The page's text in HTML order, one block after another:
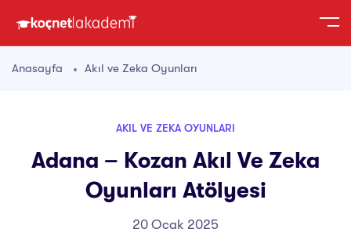
Anasayfa Akıl ve Zeka Oyunları
AKIL VE ZEKA OYUNLARI
Adana – Kozan Akıl Ve Zeka
Oyunları Atölyesi
20 Ocak 2025